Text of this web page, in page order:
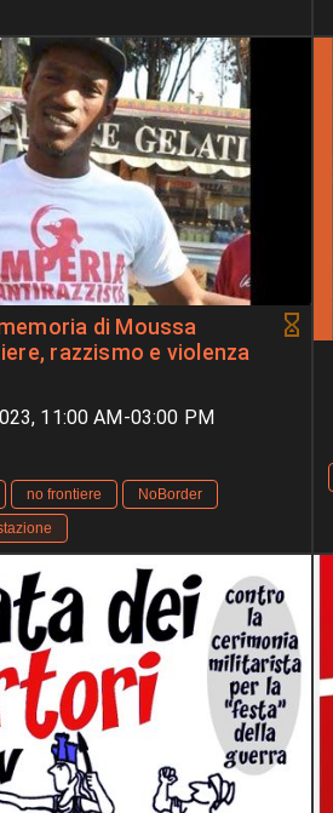
di Moussa
razzismo e violenza
11:00 AM-03:00 PM
no frontiere
NoBorder